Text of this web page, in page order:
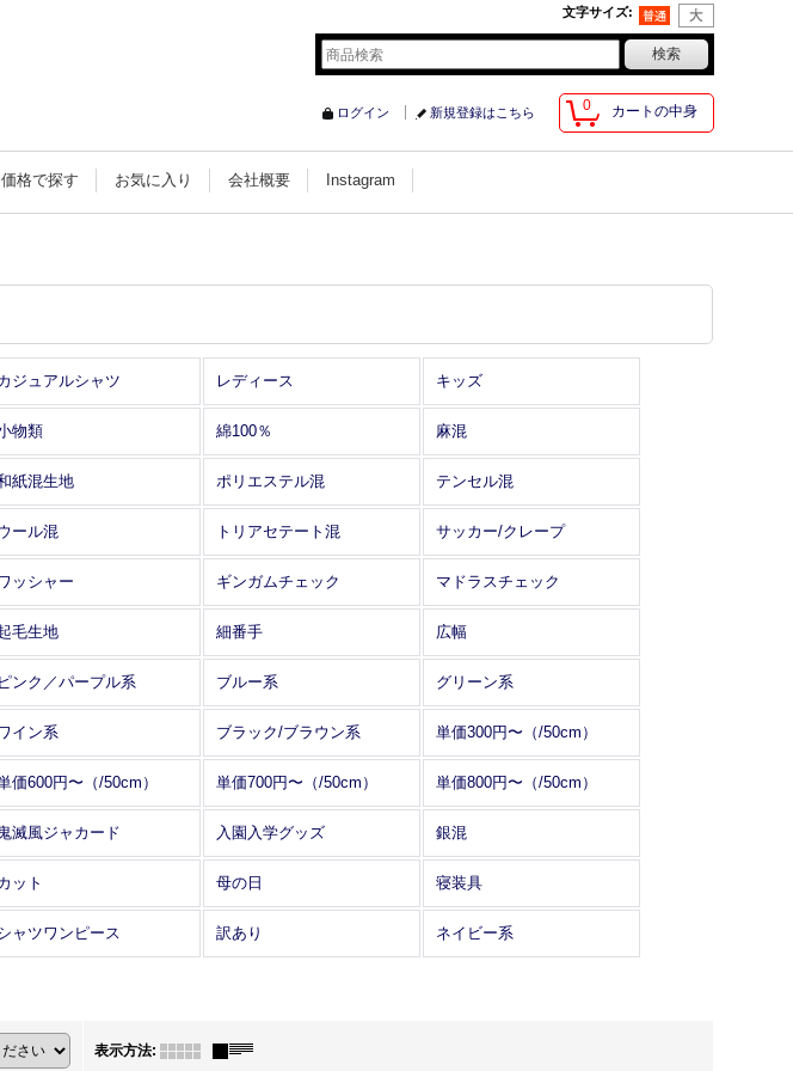
文字サイズ:
0 カートの中身
ログイン 新規登録はこちら
価格で探す お気に入り 会社概要 Instagram
ジュアルシャツ レディース キッズ
物類 綿100％ 麻混
紙混生地 ポリエステル混 テンセル混
ール混 トリアセテート混 サッカー/クレープ
ッシャー ギンガムチェック マドラスチェック
毛生地 細番手 広幅
ピンク／パープル系 ブルー系 グリーン系
イン系 ブラック/ブラウン系 単価300円〜（/50cm）
価600円〜（/50cm） 単価700円〜（/50cm） 単価800円〜（/50cm）
鬼滅風ジャカード 入園入学グッズ 銀混
ット 母の日 寝装具
ャツワンピース 訳あり ネイビー系
表示方法: